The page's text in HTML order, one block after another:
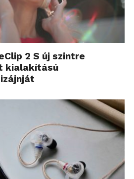
2 S új szintre
kialakítású